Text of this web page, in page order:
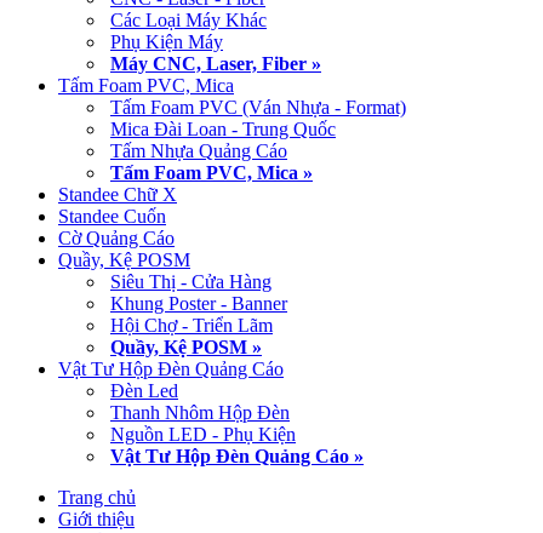
Các Loại Máy Khác
Phụ Kiện Máy
Máy CNC, Laser, Fiber »
Tấm Foam PVC, Mica
Tấm Foam PVC (Ván Nhựa - Format)
Mica Đài Loan - Trung Quốc
Tấm Nhựa Quảng Cáo
Tấm Foam PVC, Mica »
Standee Chữ X
Standee Cuốn
Cờ Quảng Cáo
Quầy, Kệ POSM
Siêu Thị - Cửa Hàng
Khung Poster - Banner
Hội Chợ - Triển Lãm
Quầy, Kệ POSM »
Vật Tư Hộp Đèn Quảng Cáo
Đèn Led
Thanh Nhôm Hộp Đèn
Nguồn LED - Phụ Kiện
Vật Tư Hộp Đèn Quảng Cáo »
Trang chủ
Giới thiệu